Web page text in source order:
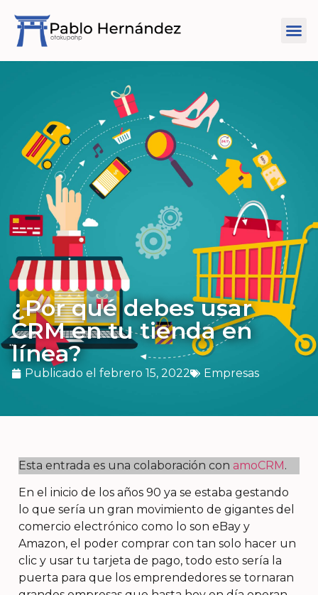
¿Por qué debes usar
CRM en tu tienda en
línea?
Publicado el febrero 15, 2022 Empresas
Esta entrada es una colaboración con amoCRM.
En el inicio de los años 90 ya se estaba gestando
lo que sería un gran movimiento de gigantes del
comercio electrónico como lo son eBay y
Amazon, el poder comprar con tan solo hacer un
clic y usar tu tarjeta de pago, todo esto sería la
puerta para que los emprendedores se tornaran